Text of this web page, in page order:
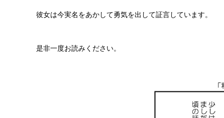
彼女は今実名をあかして勇気を出して証言しています。
是非一度お読みください。